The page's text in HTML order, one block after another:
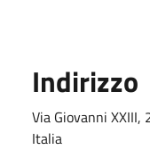
Indirizzo
Via Giovanni XXIII,
Italia